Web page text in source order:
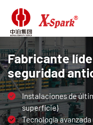
Fabricante
seguridad
Instalaciones de
superficie)
Tecnología